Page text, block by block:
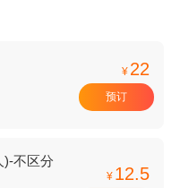
¥ 22
预订
)-不区分
¥ 12.5